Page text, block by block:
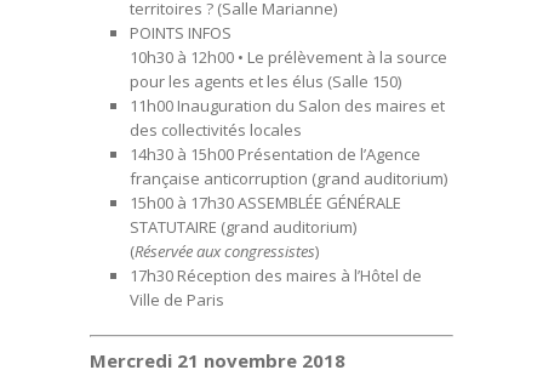
territoires ?(Salle Marianne)
POINTS INFOS
10h30 à 12h00 • Le prélèvement à la source
pour les agents et les élus (Salle 150)
11h00 Inauguration du Salon des maires et
des collectivités locales
14h30 à 15h00 Présentation de l’Agence
française anticorruption (grand auditorium)
15h00 à 17h30ASSEMBLÉE GÉNÉRALE
STATUTAIRE (grand auditorium)
(Réservée aux congressistes)
17h30 Réception des maires à l’Hôtel de
Ville de Paris
Mercredi 21 novembre 2018